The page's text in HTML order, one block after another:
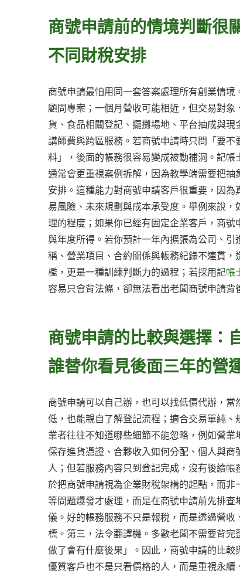
商號申請前的情境判斷很
不同財稅安排
商號申請最怕用同一套答案處理所有創業情
顧問專案；一個月營收可能相近，但交易對
貨、食品相關登記、擺攤場地、平台抽成與
講師費與跨區服務。若商號申請時只問「要
料」，後面的帳務很容易變成被動補洞。記
通常會更重視案例拆解，因為教學端需要把
安排。這種能力對商號申請客戶很重要，因
易風險、未來規劃與成本承受度。舉例來說
理的程度；如果你已經有固定企業客戶，商
與年度所得。若你預計一年內擴張為公司、
稱、營業項目、合約關係與帳務紀錄不連貫
檻，更是一種訓練判斷力的過程；若採用記帳
容易只會背法條，卻無法看出老闆商號申請背
商號申請的比較與選擇：
誰替你看見後面三年的營
商號申請可以自己辦，也可以找低價代辦，
低，也能親自了解登記流程；適合交易單純
業者往往不知道哪些細節不能忽略，例如營
保存進貨憑證、合夥收入如何分配、個人與
人；但若服務內容只到登記完成，沒有後續
於把商號申請視為企業財稅架構的起點，而
等問題爆發才處理，而是在商號申請前先排
儀。好的帳務服務不只是報稅，而是透過營
標。第三，法令翻譯機。多數老闆不需要背
做了會有什麼後果」。因此，商號申請的比
優質客戶也不是只看價格的人，而是重視永